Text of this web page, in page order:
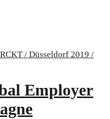
Employer